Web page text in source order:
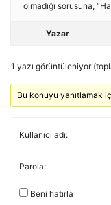
olmadığı sorusuna,
Yazar
1 yazı görüntüleniyor
Bu konuyu yanıtlamak
Kullanıcı adı:
Parola:
Beni hatırla